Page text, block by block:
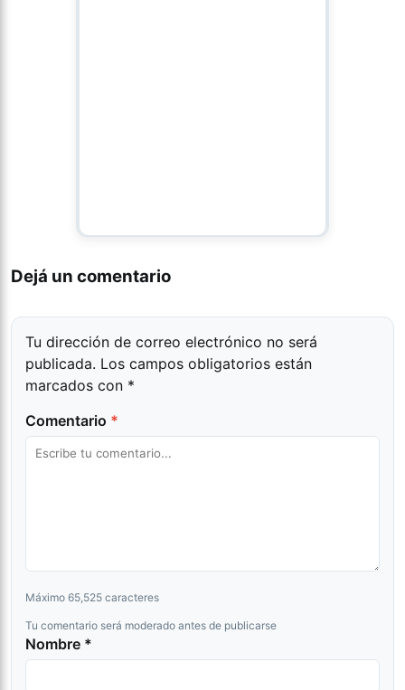
Dejá un comentario
Tu dirección de correo electrónico no será
publicada. Los campos obligatorios están
marcados con *
Comentario *
Máximo 65,525 caracteres
Tu comentario será moderado antes de publicarse
Nombre *